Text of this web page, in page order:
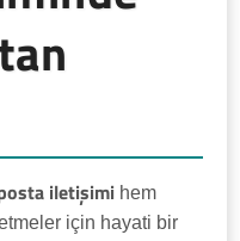
iletişimi hem
için hayati bir